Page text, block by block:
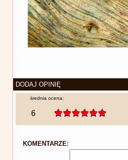
DODAJ OPINIĘ
średnia ocena:
6
KOMENTARZE: